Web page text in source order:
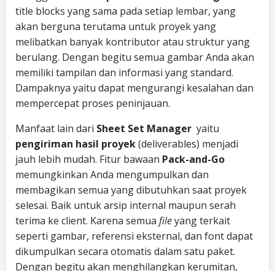
title blocks yang sama pada setiap lembar, yang
akan berguna terutama untuk proyek yang
melibatkan banyak kontributor atau struktur yang
berulang. Dengan begitu semua gambar Anda akan
memiliki tampilan dan informasi yang standard.
Dampaknya yaitu dapat mengurangi kesalahan dan
mempercepat proses peninjauan.
Manfaat lain dari Sheet Set Manager yaitu
pengiriman hasil proyek(deliverables) menjadi
jauh lebih mudah. Fitur bawaan Pack-and-Go
memungkinkan Anda mengumpulkan dan
membagikan semua yang dibutuhkan saat proyek
selesai. Baik untuk arsip internal maupun serah
terima ke client. Karena semua fileyang terkait
seperti gambar, referensi eksternal, dan font dapat
dikumpulkan secara otomatis dalam satu paket.
Dengan begitu akan menghilangkan kerumitan,